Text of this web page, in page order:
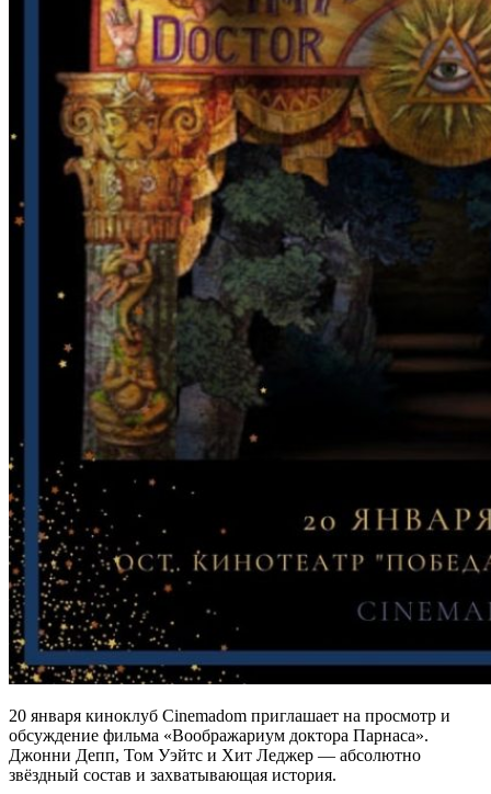
20 января киноклуб Cinemadom приглашает на просмотр и
обсуждение фильма «Воображариум доктора Парнаса».
Джонни Депп, Том Уэйтс и Хит Леджер — абсолютно
звёздный состав и захватывающая история.